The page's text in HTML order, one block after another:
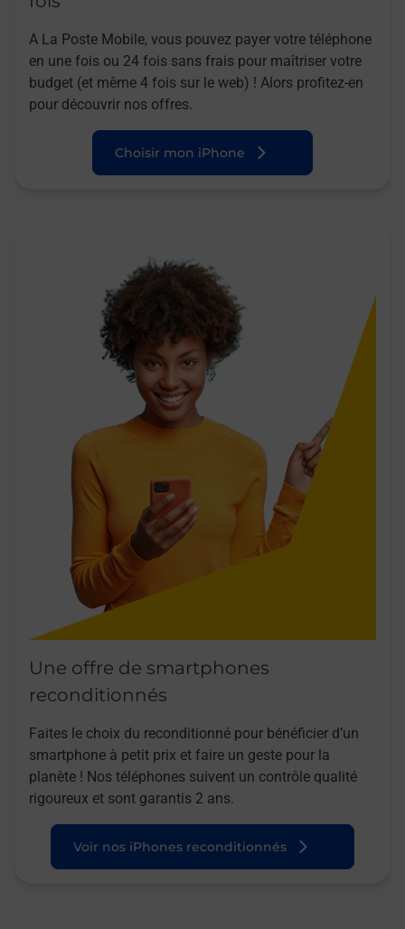
A La Poste Mobile, vous pouvez payer votre téléphone
en une fois ou 24 fois sans frais pour maîtriser votre
budget (et même 4 fois sur le web) ! Alors profitez-en
pour découvrir nos offres.
Choisir mon iPhone
Une offre de smartphones
reconditionnés
Faites le choix du reconditionné pour bénéficier d’un
smartphone à petit prix et faire un geste pour la
planète ! Nos téléphones suivent un contrôle qualité
rigoureux et sont garantis 2 ans.
Voir nos iPhones reconditionnés